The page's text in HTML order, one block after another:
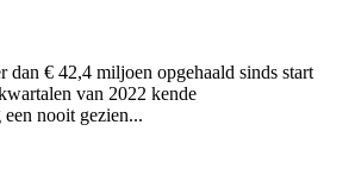
dan € 42,4 miljoen opgehaald sinds start
van 2022 kende
nooit gezien...